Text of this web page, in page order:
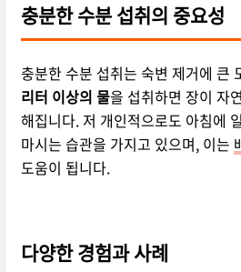
충분한 수분 섭취의 중요성
충분한 수분 섭취는 숙변 제거에 큰
리터 이상의 물을 섭취하면 장이 자
해집니다. 저 개인적으로도 아침에
마시는 습관을 가지고 있으며, 이는
도움이 됩니다.
다양한 경험과 사례